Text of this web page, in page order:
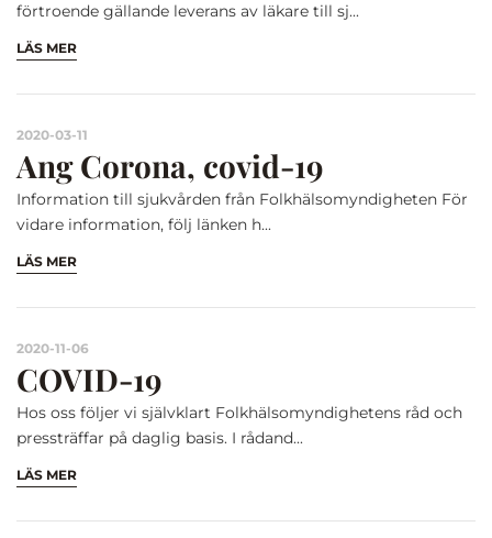
förtroende gällande leverans av läkare till sj...
LÄS MER
2020-03-11
Ang Corona, covid-19
Information till sjukvården från Folkhälsomyndigheten För
vidare information, följ länken h...
LÄS MER
2020-11-06
COVID-19
Hos oss följer vi självklart Folkhälsomyndighetens råd och
pressträffar på daglig basis. I rådand...
LÄS MER